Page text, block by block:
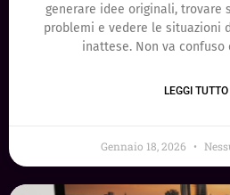
generare idee originali, trovare
problemi e vedere le situazioni
inattese. Non va confuso
LEGGI TUTTO
Gennaio 18, 2026